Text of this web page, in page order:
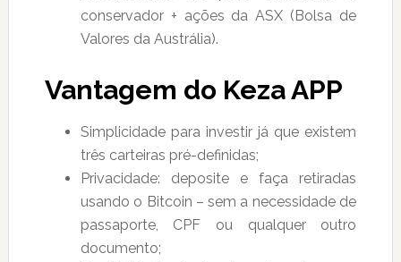
conservador + ações da ASX (Bolsa de
Valores da Austrália).
Vantagem do Keza APP
Simplicidade para investir já que existem
três carteiras pré-definidas;
Privacidade: deposite e faça retiradas
usando o Bitcoin – sem a necessidade de
passaporte, CPF ou qualquer outro
documento;